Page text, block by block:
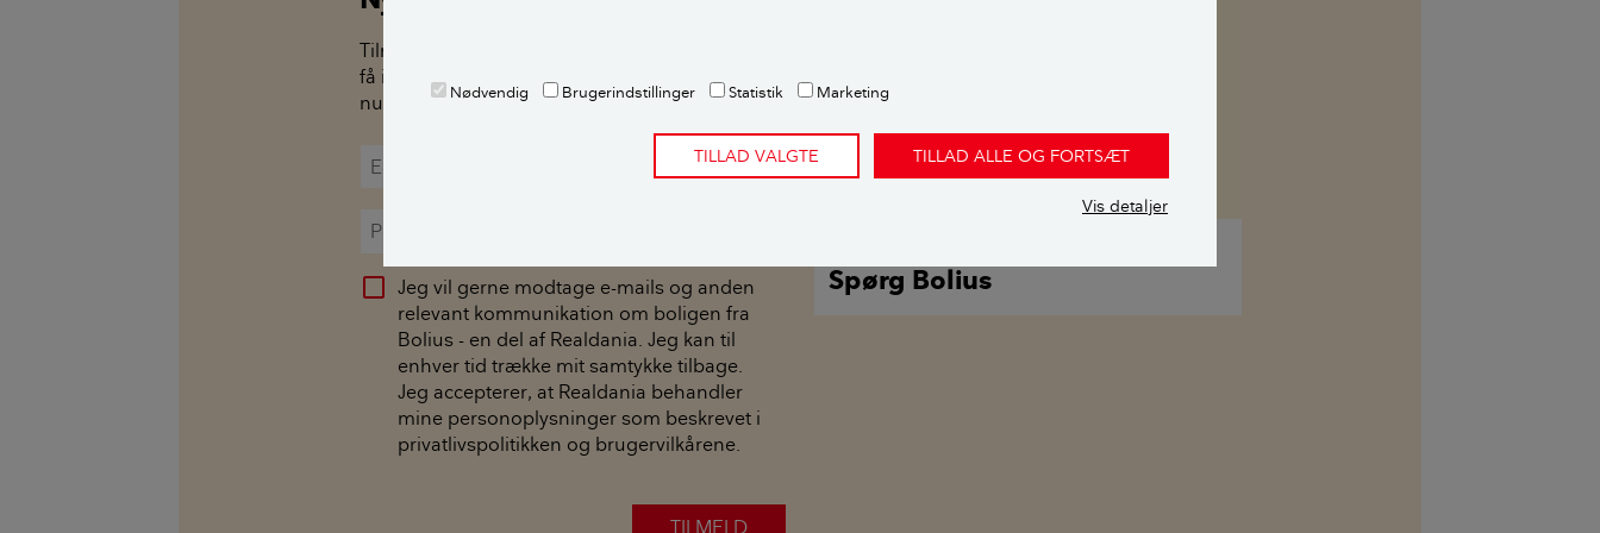
Nødvendig Brugerindstillinger Statistik Marketing
TILLAD VALGTE TILLAD ALLE OG FORTSÆT
Vis detaljer
Tilmeld dig vores nyhedsbrev om haven - og
få inspiration og konkrete råd til haven netop
nu.
Jeg vil gerne modtage e-mails og anden
relevant kommunikation om boligen fra
Bolius - en del af Realdania. Jeg kan til
enhver tid trække mit samtykke tilbage.
Jeg accepterer, at Realdania behandler
mine personoplysninger som beskrevet i
privatlivspolitikken og brugervilkårene.
TILMELD
Spørg Bolius